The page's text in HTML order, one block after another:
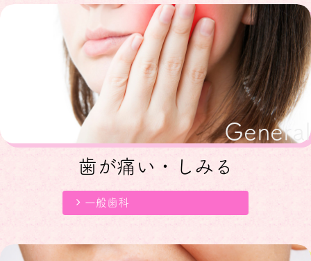
お願い致します。
【年末年始休暇のお知らせ】
下記日程が休診となります。
２０２４年１２月２９日～２０２５年１月５日
※１月６日(月)～通常通り診療いたします。
ご不便をおかけしますが、ご了承のほど何卒宜しく
お願い致します。
General
歯が痛い・しみる
一般歯科